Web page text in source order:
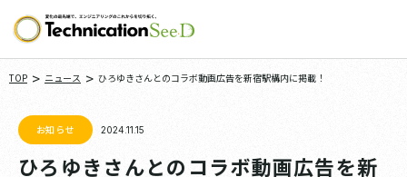
TOP > ニュース > ひろゆきさんとのコラボ動画広告を新宿駅構内に掲載！
お知らせ 2024.11.15
ひろゆきさんとのコラボ動画広告を新